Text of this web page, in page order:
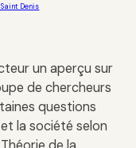
Denis
un aperçu sur
de chercheurs
questions
la société selon